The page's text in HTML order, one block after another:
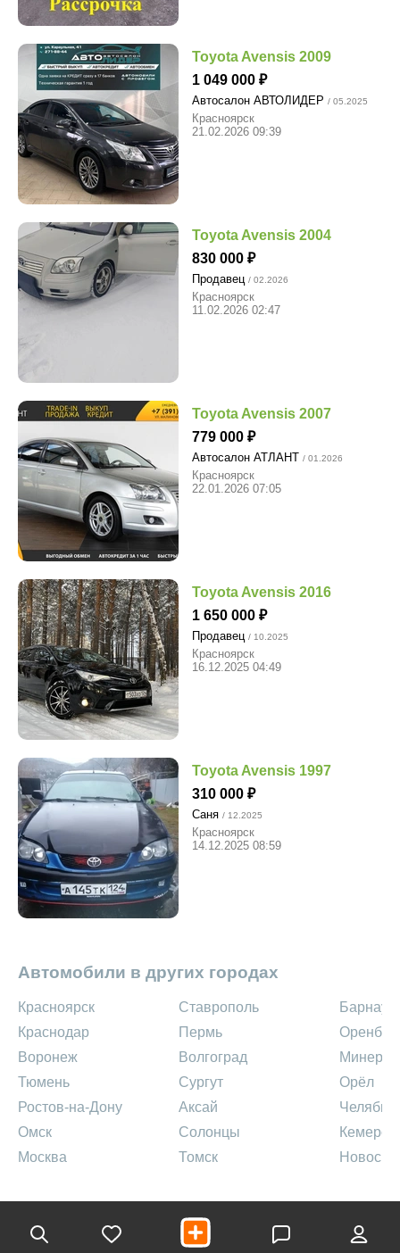
Toyota Avensis 2009
1 049 000
Автосалон АВТОЛИДЕР / 05.2025
Красноярск
21.02.2026 09:39
Toyota Avensis 2004
830 000
Продавец / 02.2026
Красноярск
11.02.2026 02:47
Toyota Avensis 2007
779 000
Автосалон АТЛАНТ / 01.2026
Красноярск
22.01.2026 07:05
Toyota Avensis 2016
1 650 000
Продавец / 10.2025
Красноярск
16.12.2025 04:49
Toyota Avensis 1997
310 000
Саня / 12.2025
Красноярск
14.12.2025 08:59
Автомобили в других городах
Красноярск
Краснодар
Воронеж
Тюмень
Ростов-на-Дону
Омск
Москва
Ставрополь
Пермь
Волгоград
Сургут
Аксай
Солонцы
Томск
Барнаул
Орёл